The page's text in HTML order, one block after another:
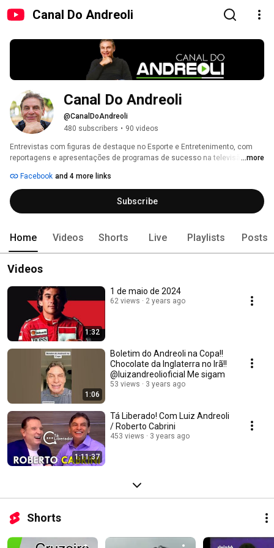
Canal Do Andreoli
Canal Do Andreoli
@CanalDoAndreoli
480 subscribers • 90 videos
Entrevistas com figuras de destaque no Esporte e Entretenimento, com
reportagens e apresentações de programas de sucesso na televisão ...more
Facebook and 4 more links
Subscribe
Home Videos Shorts Live Playlists Posts
Videos
1:32
1 de maio de 2024
62 views 2 years ago
1:06
Boletim do Andreoli na Copa!!
Chocolate da Inglaterra no Irã!!
@luizandreolioficial Me sigam
53 views 3 years ago
1:11:37
Tá Liberado! Com Luiz Andreoli
/ Roberto Cabrini
453 views 3 years ago
Shorts